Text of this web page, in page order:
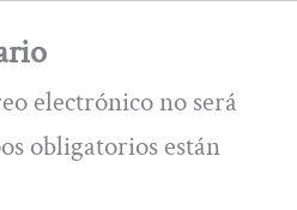
electrónico no será
obligatorios están